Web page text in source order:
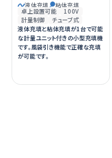
液体充填 粘体充填
卓上設置可能
100V
計量制御
チューブ式
液体充填と粘体充填が1台で可能
な計量ユニット付きの小型充填機
です。風袋引き機能で正確な充填
が可能です。